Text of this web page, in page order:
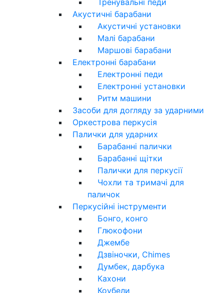
Акустичні барабани
Акустичні установки
Малі барабани
Маршові барабани
Електронні барабани
Електронні педи
Електронні установки
Ритм машини
Засоби для догляду за ударними
Оркестрова перкусія
Палички для ударних
Барабанні палички
Барабанні щітки
Палички для перкусії
Чохли та тримачі для
паличок
Перкусійні інструменти
Бонго, конго
Глюкофони
Джембе
Дзвіночки, Chimes
Думбек, дарбука
Кахони
Коубели